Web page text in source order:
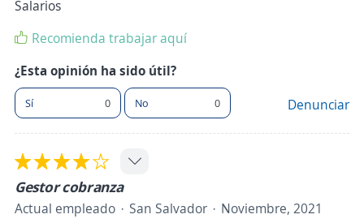
Salarios
Recomienda trabajar aquí
¿Esta opinión ha sido útil?
Sí 0 No 0 Denunciar
Gestor cobranza
Actual empleado San Salvador
Noviembre, 2021